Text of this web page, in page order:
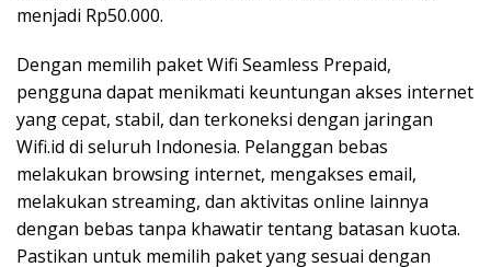
menjadi Rp50.000.
Dengan memilih paket Wifi Seamless Prepaid,
pengguna dapat menikmati keuntungan akses internet
yang cepat, stabil, dan terkoneksi dengan jaringan
Wifi.id di seluruh Indonesia. Pelanggan bebas
melakukan browsing internet, mengakses email,
melakukan streaming, dan aktivitas online lainnya
dengan bebas tanpa khawatir tentang batasan kuota.
Pastikan untuk memilih paket yang sesuai dengan